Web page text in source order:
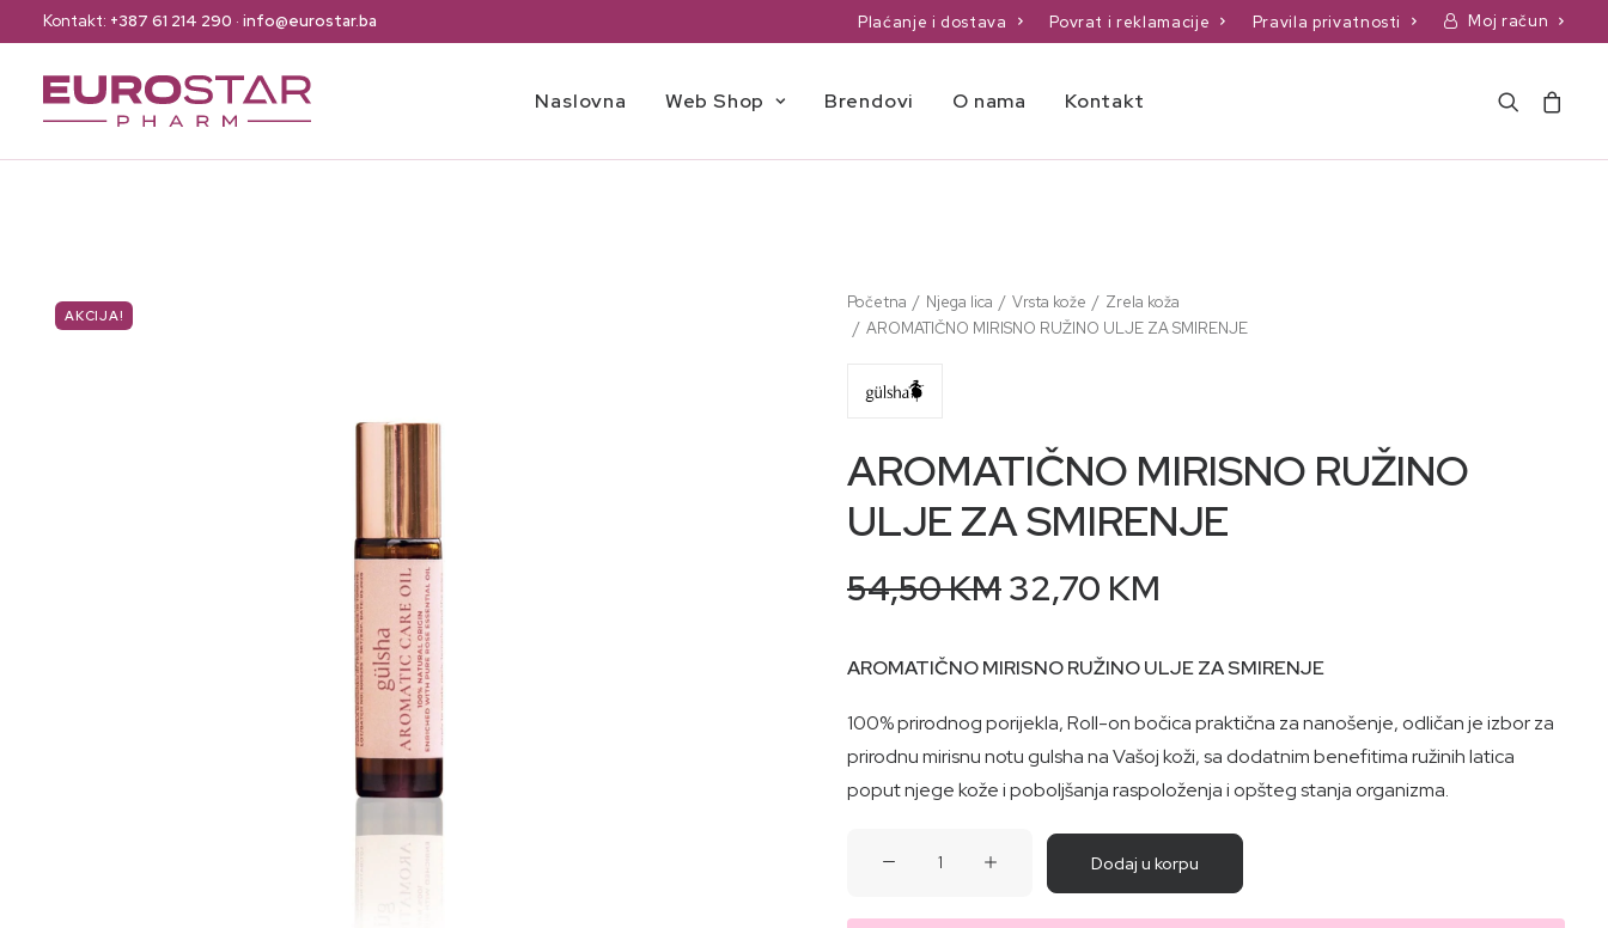
Kontakt: +387 61 214 290 · info@eurostar.ba Plaćanje i dostava Povrat i reklamacije Pravila privatnosti Moj račun
Naslovna Web Shop Brendovi O nama Kontakt
AKCIJA!
Početna Njega lica Vrsta kože
Zrela koža
AROMATIČNO MIRISNO RUŽINO ULJE ZA SMIRENJE
AROMATIČNO MIRISNO RUŽINO
ULJE ZA SMIRENJE
54,50KMOriginal
was:
54,50 KM.
32,70 KM
is:
32,70 KM.
AROMATIČNO MIRISNO RUŽINO ULJE ZA SMIRENJE
100% prirodnog porijekla, Roll-on bočica praktična za nanošenje, odličan je izbor za
prirodnu mirisnu notu gulsha na Vašoj koži, sa dodatnim benefitima ružinih latica
poput njege kože i poboljšanja raspoloženja i opšteg stanja organizma.
Dodaj u korpu